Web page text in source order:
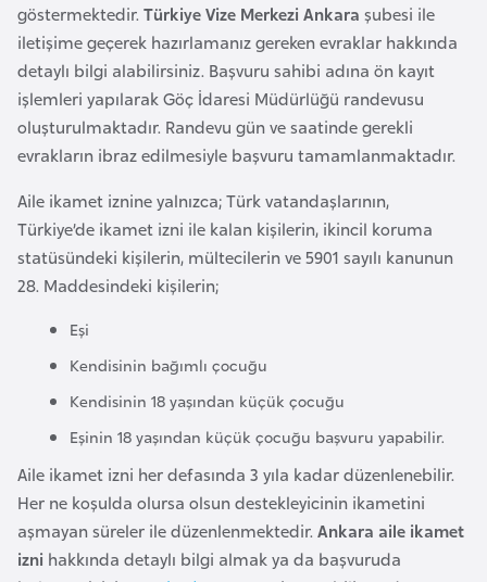
göstermektedir. Türkiye Vize Merkezi Ankara şubesi ile
iletişime geçerek hazırlamanız gereken evraklar hakkında
detaylı bilgi alabilirsiniz. Başvuru sahibi adına ön kayıt
işlemleri yapılarak Göç İdaresi Müdürlüğü randevusu
oluşturulmaktadır. Randevu gün ve saatinde gerekli
evrakların ibraz edilmesiyle başvuru tamamlanmaktadır.
Aile ikamet iznine yalnızca; Türk vatandaşlarının,
Türkiye’de ikamet izni ile kalan kişilerin, ikincil koruma
statüsündeki kişilerin, mültecilerin ve 5901 sayılı kanunun
28. Maddesindeki kişilerin;
Eşi
Kendisinin bağımlı çocuğu
Kendisinin 18 yaşından küçük çocuğu
Eşinin 18 yaşından küçük çocuğu başvuru yapabilir.
Aile ikamet izni her defasında 3 yıla kadar düzenlenebilir.
Her ne koşulda olursa olsun destekleyicinin ikametini
aşmayan süreler ile düzenlenmektedir. Ankara aile ikamet
izni hakkında detaylı bilgi almak ya da başvuruda
E
r
m
e
n
s
t
a
n
n
y
a